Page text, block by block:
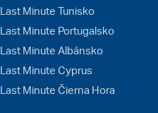
Last Minute Tunisko
Last Minute Portugalsko
Last Minute Albánsko
Last Minute Cyprus
Last Minute Čierna Hora